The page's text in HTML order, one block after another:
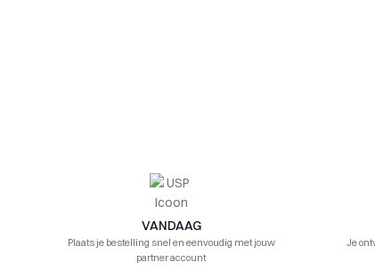
VANDAAG
Plaats je bestelling snel en eenvoudig met jouw
partner account
Je